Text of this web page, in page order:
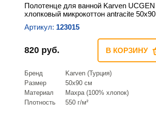
Полотенце для ванной Karven UCGEN
хлопковый микрокоттон antracite 50х90
Артикул: 123015
820 руб. В КОРЗИНУ
Бренд
Karven (Турция)
Размер
50х90 см
Материал
Махра (100% хлопок)
Плотность
550 г/м²